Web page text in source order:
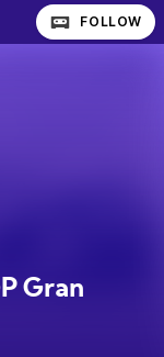
FOLLOW
Gran